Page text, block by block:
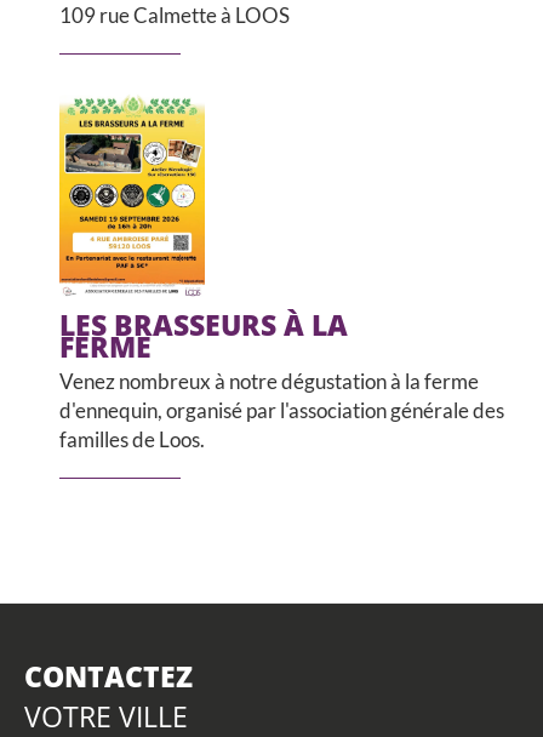
109 rue Calmette à LOOS
LES BRASSEURS À LA
FERME
Venez nombreux à notre dégustation à la ferme
d'ennequin, organisé par l'association générale des
familles de Loos.
CONTACTEZ
VOTRE VILLE